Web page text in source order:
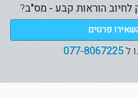
הוראות קבע - מס"ב?
פרטים
ל077-8067225